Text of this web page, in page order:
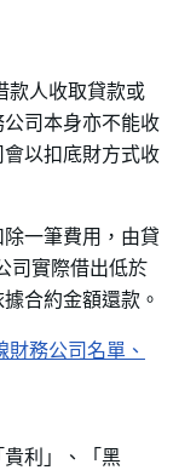
款人收取貸款或
司本身亦不能收
以扣底財方式收
一筆費用，由貸
司實際借出低於
合約金額還款。
務公司名單、
利」、「黑